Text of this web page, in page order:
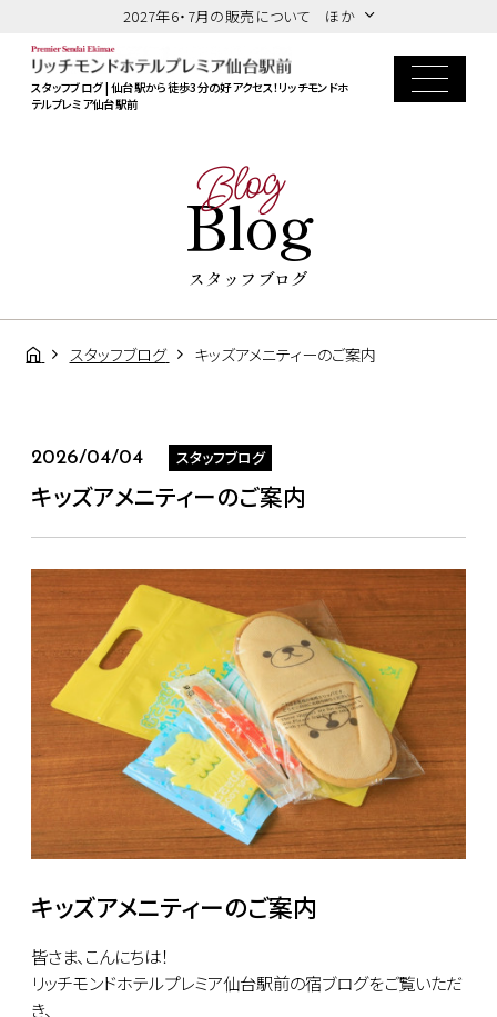
2027年6・7月の販売について ほか
スタッフブログ | 仙台駅から徒歩3分の好アクセス！リッチモンドホ
テルプレミア仙台駅前
Blog
Blog
スタッフブログ
スタッフブログ キッズアメニティーのご案内
2026/04/04 スタッフブログ
キッズアメニティーのご案内
キッズアメニティーのご案内
皆さま、こんにちは！
リッチモンドホテルプレミア仙台駅前の宿ブログをご覧いただ
き、